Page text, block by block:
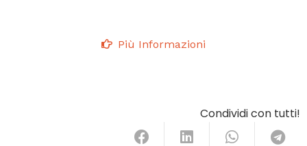
Più Informazioni
Condividi con tutti!